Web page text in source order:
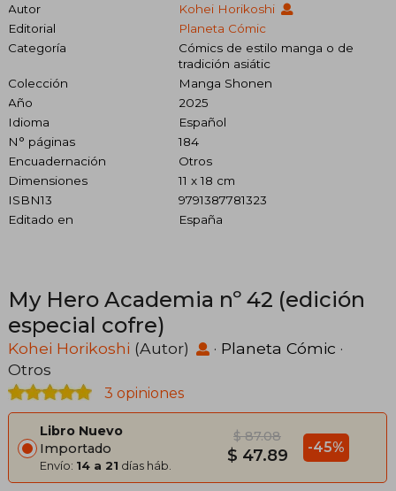
Autor
Kohei Horikoshi
Editorial
Planeta Cómic
Categoría
Cómics de estilo manga o de
tradición asiátic
Colección
Manga Shonen
Año
2025
Idioma
Español
N° páginas
184
Encuadernación
Otros
Dimensiones
11 x 18 cm
ISBN13
9791387781323
Editado en
España
My Hero Academia nº 42 (edición
especial cofre)
Kohei Horikoshi (Autor) · Planeta Cómic ·
Otros
3 opiniones
Libro Nuevo
Importado
Envío: 14 a 21 días háb.
$ 87.08
$ 47.89 -45%